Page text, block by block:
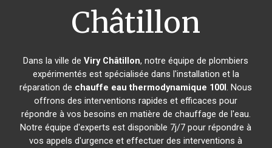
Châtillon
Dans la ville deViry Châtillon, notre équipe de plombiers
expérimentés est spécialisée dans l'installation et la
réparation de chauffe eau thermodynamique 100l. Nous
offrons des interventions rapides et efficaces pour
répondre à vos besoins en matière de chauffage de l'eau.
Notre équipe d'experts est disponible 7j/7 pour répondre à
vos appels d'urgence et effectuer des interventions à